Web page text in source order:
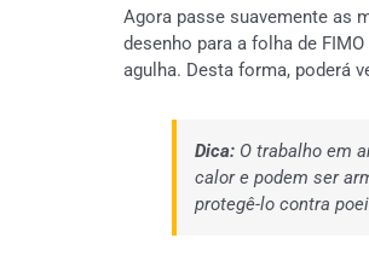
Agora passe suavemente as
desenho para a folha de
agulha. Desta forma, poderá
Dica: O trabalho em
calor e podem ser
protegê-lo contra